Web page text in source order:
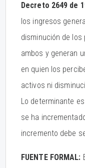
Decreto 2649 de
los ingresos
disminución de los
ambos y generan
en quien los
activos ni
Lo determinante
se ha
incremento debe
FUENTE FORMAL: